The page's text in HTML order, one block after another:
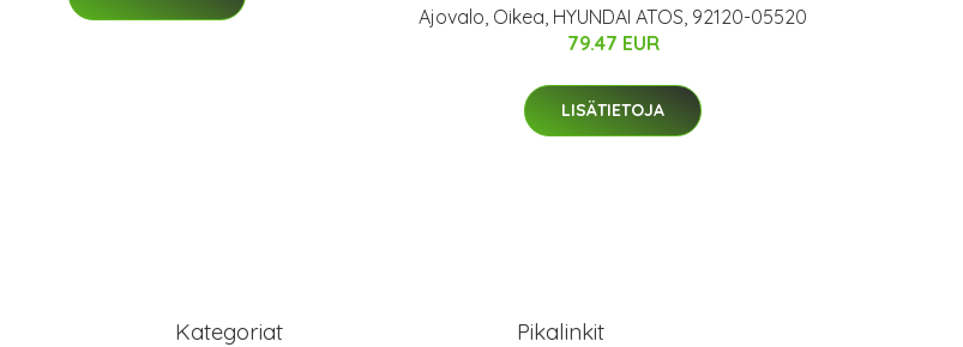
Ajovalo, Oikea, HYUNDAI ATOS, 92120-05520
79.47 EUR
LISÄTIETOJA
Kategoriat Pikalinkit